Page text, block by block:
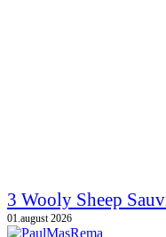
3 Wooly Sheep
01.august 2026